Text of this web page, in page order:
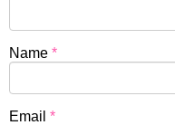
Name *
Email *